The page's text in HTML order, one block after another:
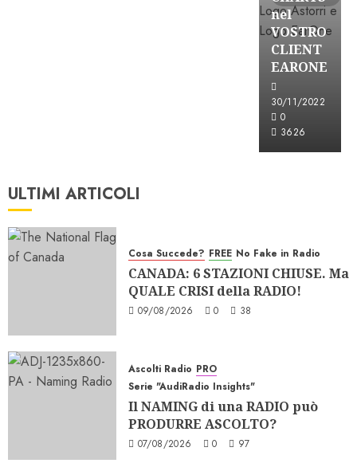
nel
VOSTRO
CLIENT
EARONE
30/11/2022
0
3626
ULTIMI ARTICOLI
Cosa Succede? FREE No Fake in Radio
CANADA: 6 STAZIONI CHIUSE. Ma
QUALE CRISI della RADIO!
09/08/2026 0 38
Ascolti Radio PRO
Serie "AudiRadio Insights"
Il NAMING di una RADIO può
PRODURRE ASCOLTO?
07/08/2026 0 97